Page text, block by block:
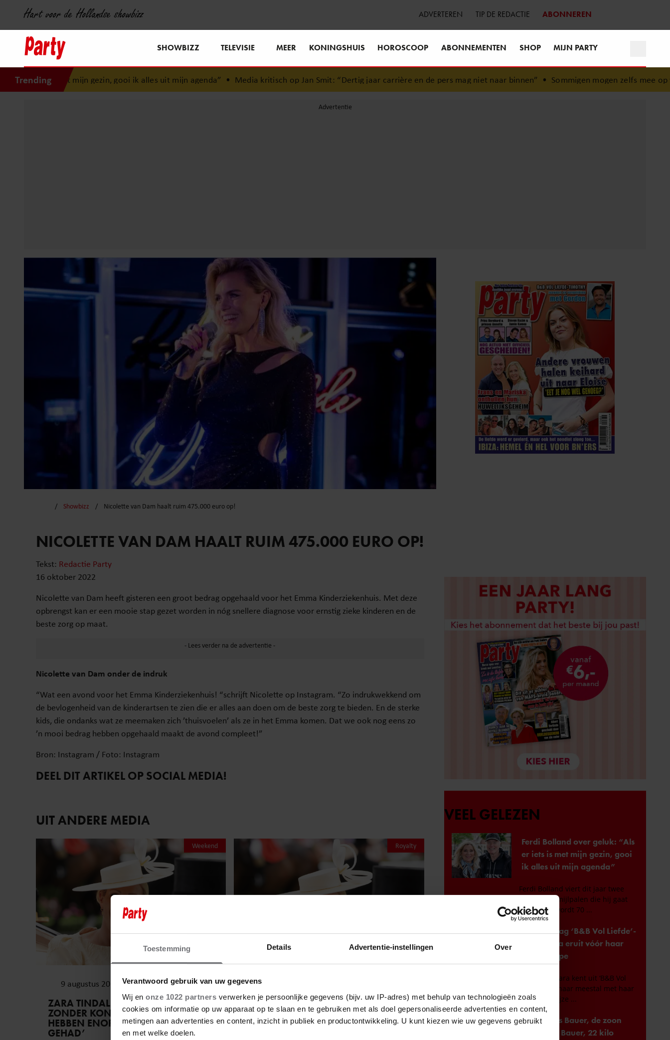
Toestemming Details Advertentie-instellingen Over
Verantwoord gebruik van uw gegevens
Wij en onze 1022 partners verwerken je persoonlijke gegevens (bijv. uw IP-adres) met behulp van technologieën zoals
cookies om informatie op uw apparaat op te slaan en te gebruiken met als doel gepersonaliseerde advertenties en content,
metingen aan advertenties en content, inzicht in publiek en productontwikkeling. U kunt kiezen wie uw gegevens gebruikt
en met welke doelen.
Hart voor de Hollandse showbizz ADVERTEREN TIP DE REDACTIE ABONNEREN
SHOWBIZZ TELEVISIE MEER KONINGSHUIS HOROSCOOP ABONNEMENTEN SHOP MIJN PARTY
Trending
mijn gezin, gooi ik alles uit mijn agenda”•Media kritisch op Jan Smit: “Dertig jaar carrière en de pers mag niet naar binnen”•Sommigen mogen zelfs mee op vakantie: de
Showbizz Nicolette van Dam haalt ruim 475.000 euro op!
NICOLETTE VAN DAM HAALT RUIM 475.000 EURO OP!
Tekst: Redactie Party
16 oktober 2022
Nicolette van Dam heeft gisteren een groot bedrag opgehaald voor het Emma Kinderziekenhuis. Met deze
opbrengst kan er een mooie stap gezet worden in nóg snellere diagnose voor ernstig zieke kinderen en de
beste zorg op maat.
Nicolette van Dam onder de indruk
“Wat een avond voor het Emma Kinderziekenhuis! “schrijft Nicolette op Instagram. “Zo indrukwekkend om
de bevlogenheid van de kinderartsen te zien die er alles aan doen om de beste zorg te bieden. En de sterke
kids, die ondanks wat ze meemaken zich ’thuisvoelen’ als ze in het Emma komen. Dat we ook nog eens zo
’n mooi bedrag hebben opgehaald maakt de avond compleet!”
Bron: Instagram / Foto: Instagram
DEEL DIT ARTIKEL OP SOCIAL MEDIA!
UIT ANDERE MEDIA
Weekend
9 augustus 2026
ZARA TINDALL OVER HAAR LEVEN
ZONDER KONINKLIJKE TITELS: ‘WE
HEBBEN ENORM VEEL GELUK
GEHAD’
Royalty
9 augustus 2026
ZARA TINDALL OVER HAAR LEVEN
ZONDER KONINKLIJKE TITELS: ‘WE
HEBBEN ENORM VEEL GELUK